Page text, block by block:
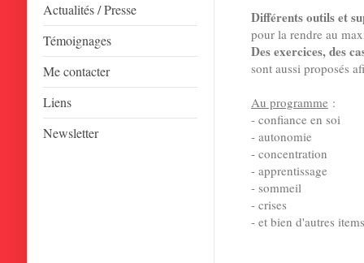
Actualités / Presse
Témoignages
Me contacter
Liens
Newsletter
Différents outils et
pour la rendre au
Des exercices, des
sont aussi proposés
Au programme :
- confiance en soi
- autonomie
- concentration
- apprentissage
- sommeil
- crises
- et bien d'autres